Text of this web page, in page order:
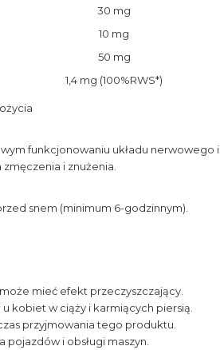
30 mg
10 mg
50 mg
1,4 mg (100%RWS*)
funkcjono­waniu układu nerwowego i
i znużenia.
snem (minimum 6-godzinnym).
mieć efekt przeczyszczający.
kobiet w ciąży i karmiących piersią.
przyjmowania tego produktu.
i obsługi maszyn.